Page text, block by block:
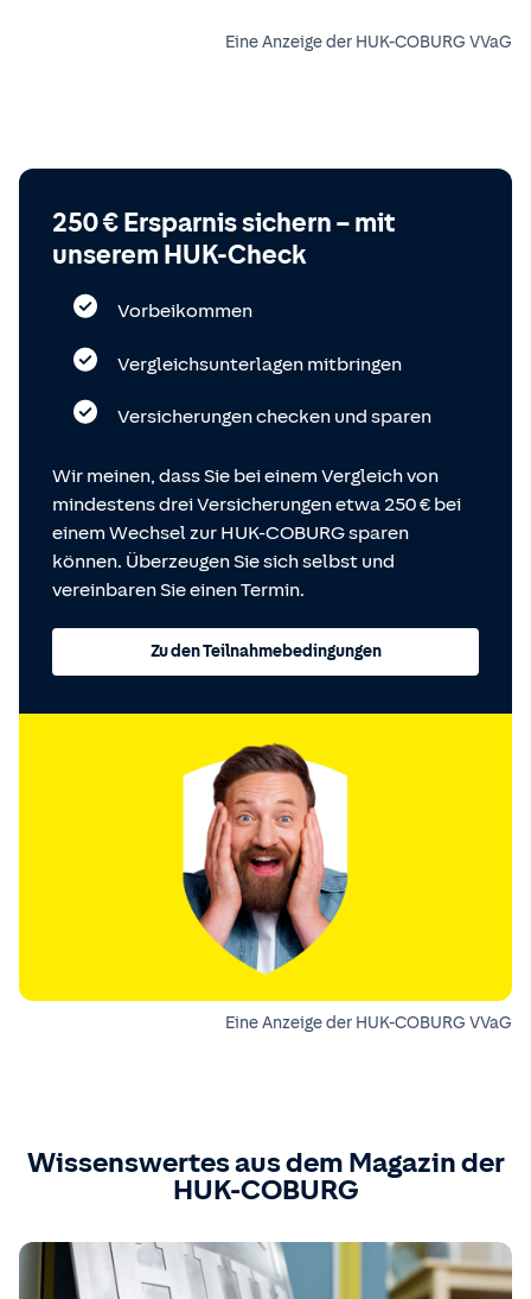
Eine Anzeige der HUK-COBURG VVaG
250 € Ersparnis sichern – mit
unserem HUK-Check
Vorbeikommen
Vergleichsunterlagen mitbringen
Versicherungen checken und sparen
Wir meinen, dass Sie bei einem Vergleich von
mindestens drei Versicherungen etwa 250 € bei
einem Wechsel zur HUK-COBURG sparen
können. Überzeugen Sie sich selbst und
vereinbaren Sie einen Termin.
Zu den Teilnahmebedingungen
Eine Anzeige der HUK-COBURG VVaG
Wissenswertes aus dem Magazin der
HUK-COBURG